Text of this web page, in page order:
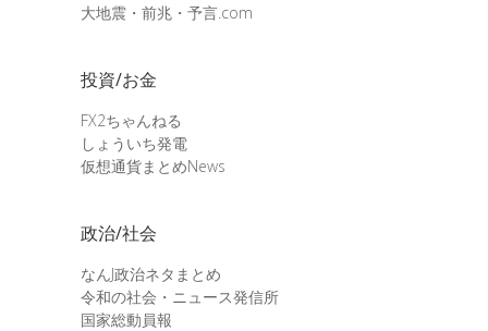
大地震・前兆・予言.com
投資/お金
FX2ちゃんねる
しょういち発電
仮想通貨まとめNews
政治/社会
なんJ政治ネタまとめ
令和の社会・ニュース発信所
国家総動員報